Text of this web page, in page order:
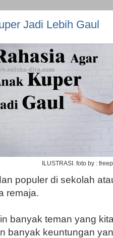
Jadi Lebih Gaul
ILUSTRASI. foto by :
populer di sekolah
remaja.
banyak teman yang
banyak keuntungan